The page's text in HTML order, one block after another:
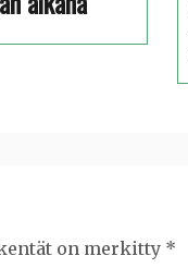
on merkitty *